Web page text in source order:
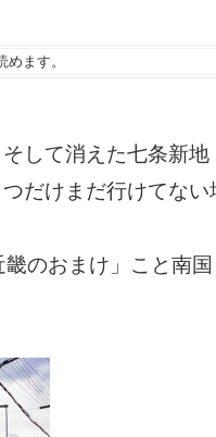
めます。
して消えた七条新地
だけまだ行けてない
のおまけ」こと南